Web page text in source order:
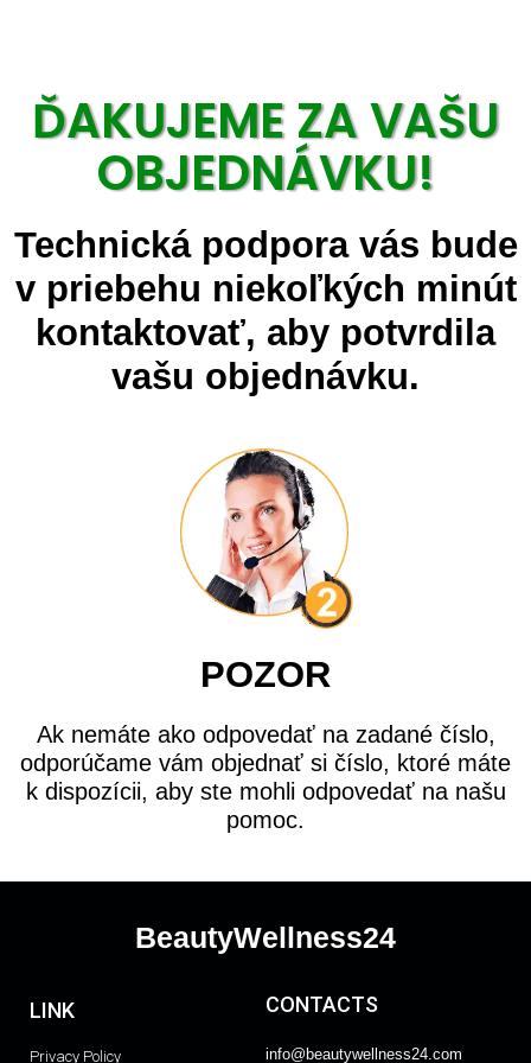
ĎAKUJEME ZA VAŠU
OBJEDNÁVKU!
Technická podpora vás bude
v priebehu niekoľkých minút
kontaktovať, aby potvrdila
vašu objednávku.
POZOR
Ak nemáte ako odpovedať na zadané číslo,
odporúčame vám objednať si číslo, ktoré máte
k dispozícii, aby ste mohli odpovedať na našu
pomoc.
BeautyWellness24
LINK
Privacy Policy
CONTACTS
info@beautywellness24.com